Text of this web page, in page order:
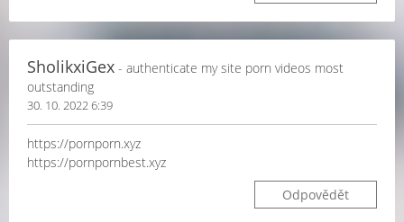
SholikxiGex - authenticate my site porn videos most
outstanding
30. 10. 2022 6:39
https://pornporn.xyz
https://pornpornbest.xyz
Odpovědět